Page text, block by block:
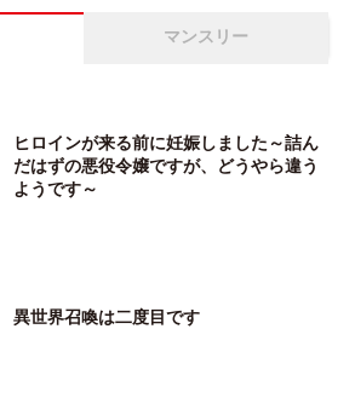
マンスリー
ヒロインが来る前に妊娠しました～詰ん
だはずの悪役令嬢ですが、どうやら違う
ようです～
異世界召喚は二度目です